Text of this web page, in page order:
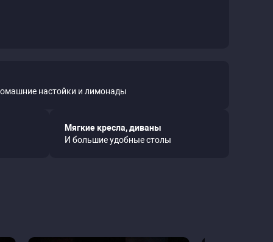
настойки и лимонады
Мягкие кресла, диваны
И большие удобные столы